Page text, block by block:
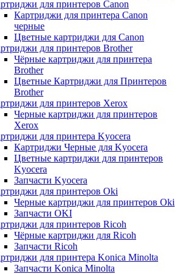
для принтеров Сanon
Картриджи для принтера Сanon
черные
Цветные картриджи для Сanon
для принтеров Brother
Чёрные картриджи для принтера
Brother
Цветные Картриджи для Принтеров
Brother
для принтеров Xerox
Черные картриджи для принтеров
Xerox
для принтера Kyocera
Картриджи Черные для Kyocera
Цветные картриджи для принтеров
Kyocera
Запчасти Kyocera
для принтеров Oki
Черные картриджи для принтеров Oki
Запчасти OKI
для принтеров Ricoh
Чёрные картриджи для Ricoh
Запчасти Ricoh
для принтера Konica Minolta
Запчасти Koniсa Minolta